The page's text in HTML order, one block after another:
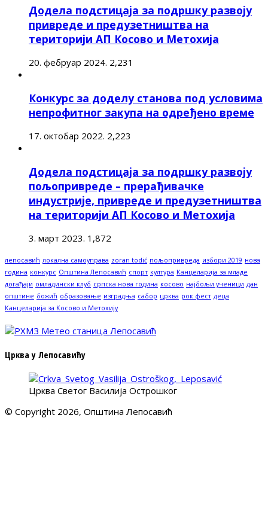
Додела подстицаја за подршку развоју
привреде и предузетништва на
територији АП Косово и Метохија
20. фебруар 2024. 2,231
Конкурс за доделу станова под условима
непрофитног закупа на одређено време
17. октобар 2022. 2,223
Додела подстицаја за подршку развоју
пољопривреде – прерађивачке
индустрије, привреде и предузетништва
на територији АП Косово и Метохија
3. март 2023. 1,872
лепосавић локална самоуправа zoran todić пољопривреда избори 2019 нова
година конкурс Општина Лепосавић спорт култура Канцеларија за младе
догађаји омладински клуб српска нова година косово најбољи ученици дан
општине божић образовање изградња сабор црква рок фест деца
Канцеларија за Косово и Метохију
Црква у Лепосавићу
Црква Светог Василија Острошког
© Copyright 2026, Општина Лепосавић